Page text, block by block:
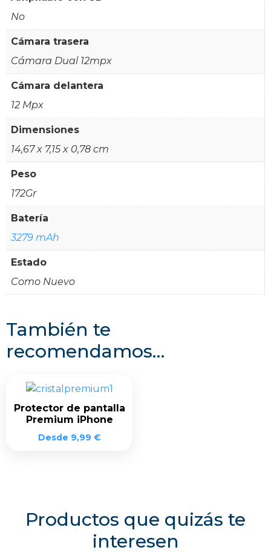
No
Cámara trasera
Cámara Dual 12mpx
Cámara delantera
12 Mpx
Dimensiones
14,67 x 7,15 x 0,78 cm
Peso
172Gr
Batería
3279 mAh
Estado
Como Nuevo
También te
recomendamos…
Protector de pantalla
Premium iPhone
Desde 9,99 €
Productos que quizás te
interesen